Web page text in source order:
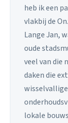
heb ik een
vlakbij de
Lange Jan,
oude
veel van die
daken die
lokale